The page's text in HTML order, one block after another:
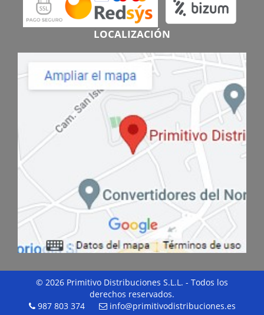
LOCALIZACIÓN
© 2026 Primitivo Distribuciones S.L.L. - Todos los
derechos reservados.
987 803 374
info@primitivodistribuciones.es